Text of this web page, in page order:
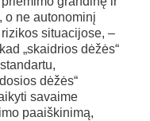
o ne autonominį
situacijose, –
„skaidrios dėžės“
dėžės“
savaime
paaiškinimą,